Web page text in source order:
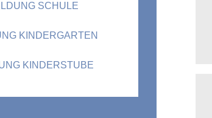
SCHULE
KINDERGARTEN
KINDERSTUBE